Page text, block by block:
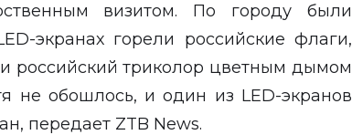
визитом. По городу были
экранах горели российские флаги,
российский триколор цветным дымом
не обошлось, и один из LED-экранов
передает ZTB News.